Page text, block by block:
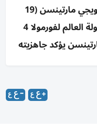
الشارقة البحري يعتمد النرويجي مارتينسن (19
عاماً) لتمثيله في افتتاح بطولة العالم لفورمولا 4